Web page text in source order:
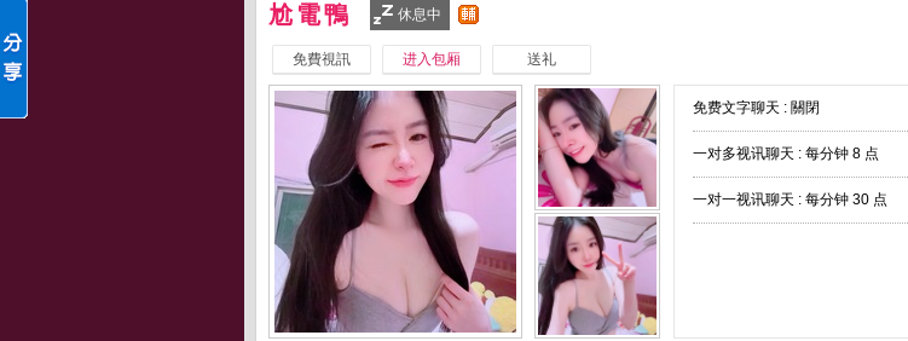
尬電鴨 休息中
免費視訊 进入包厢 送礼
免费文字聊天 : 關閉
一对多视讯聊天 : 每分钟 8 点
一对一视讯聊天 : 每分钟 30 点